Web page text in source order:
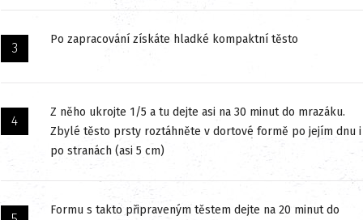
Po zapracování získáte hladké kompaktní těsto
Z něho ukrojte 1/5 a tu dejte asi na 30 minut do mrazáku.
Zbylé těsto prsty roztáhněte v dortové formě po jejím dnu i
po stranách (asi 5 cm)
Formu s takto připraveným těstem dejte na 20 minut do